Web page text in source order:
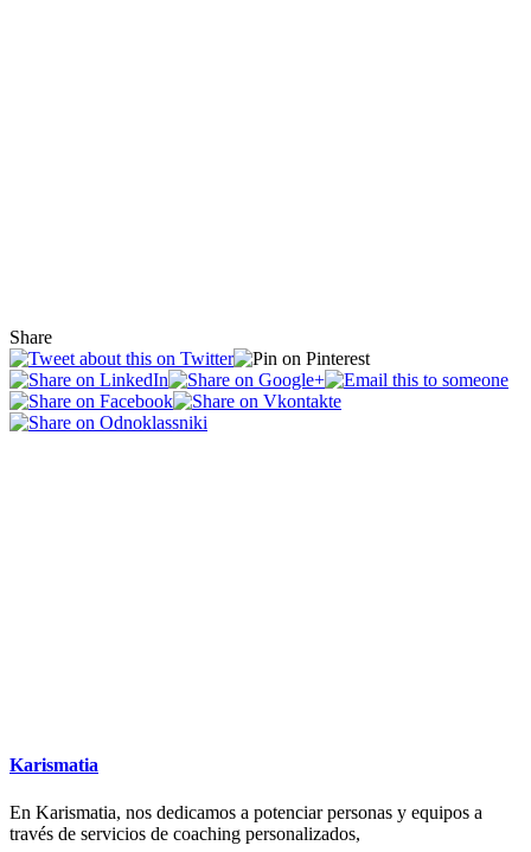
Share
Karismatia
En Karismatia, nos dedicamos a potenciar personas y equipos a
través de servicios de coaching personalizados,